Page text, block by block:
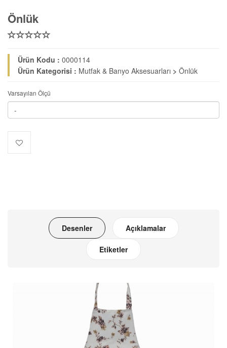
Önlük
Ürün Kodu : 0000114
Ürün Kategorisi : Mutfak & Banyo Aksesuarları > Önlük
Varsayılan Ölçü
Desenler Açıklamalar
Etiketler